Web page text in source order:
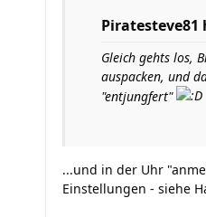
Piratesteve81
Gleich gehts los,
auspacken, und
"entjungfert"
...und in der Uhr
Einstellungen - siehe